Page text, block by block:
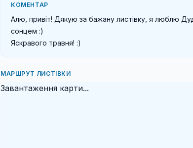
КОМЕНТАР
Алю, привіт! Дякую за бажану листівку, я люблю
сонцем :)
Яскравого травня! :)
МАРШРУТ ЛИСТІВКИ
Завантаження карти...